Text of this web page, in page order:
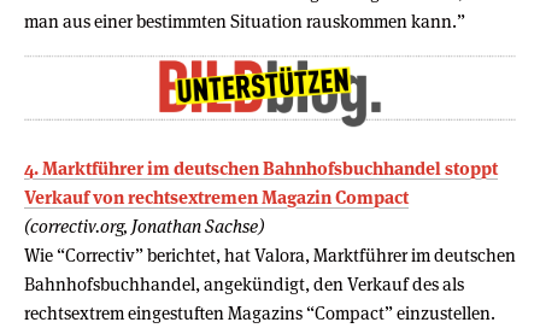
man aus einer bestimmten Situation rauskommen kann.”
4. Marktführer im deutschen Bahnhofsbuchhandel stoppt
Verkauf von rechtsextremen Magazin Compact
(correctiv.org, Jonathan Sachse)
Wie “Correctiv” berichtet, hat Valora, Marktführer im deutschen
Bahnhofsbuchhandel, angekündigt, den Verkauf des als
rechtsextrem eingestuften Magazins “Compact” einzustellen.